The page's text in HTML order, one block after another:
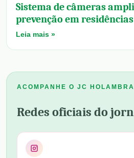
Sistema de câmeras
prevenção em
Leia mais »
ACOMPANHE O JC HOLAMBRA
Redes oficiais do